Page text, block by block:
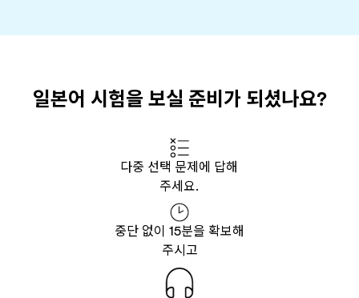
일본어 시험을 보실 준비가 되셨나요?
다중 선택 문제에 답해
주세요.
중단 없이 15분을 확보해
주시고